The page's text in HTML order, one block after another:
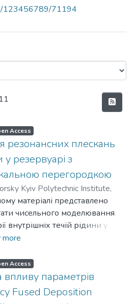
123456789/71194
Access
резонансних плескань
у резервуарі з
перегородкою
Kyiv Polytechnic Institute,
В. А. ;Ченьюй, Вей
матеріалі представлено
чисельного моделювання
внутрішніх течій рідини у
які піддані коливанням
задачі мають місце при
знач-
рідини, наприклад, у
Враховуючи досить
more
Access
впливу параметрів
Fused Deposition